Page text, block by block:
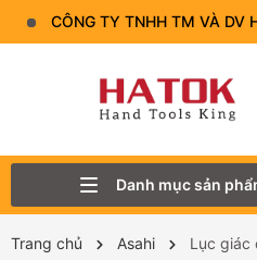
CÔNG TY TNHH TM VÀ DV
Danh mục sản
Trang chủ Asahi Lục giác